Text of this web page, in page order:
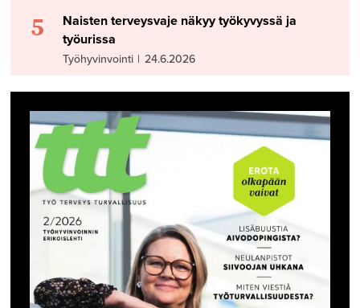
5
Naisten terveysvaje näkyy työkyvyssä ja
työurissa
Työhyvinvointi | 24.6.2026